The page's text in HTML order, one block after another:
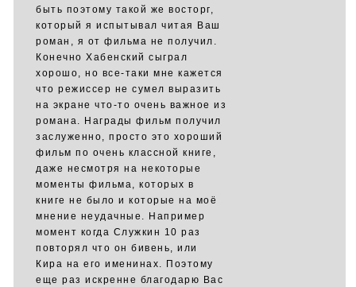
быть поэтому такой же восторг,
который я испытывал читая Ваш
роман, я от фильма не получил.
Конечно Хабенский сыграл
хорошо, но все-таки мне кажется
что режиссер не сумел выразить
на экране что-то очень важное из
романа. Награды фильм получил
заслуженно, просто это хороший
фильм по очень классной книге,
даже несмотря на некоторые
моменты фильма, которых в
книге не было и которые на моё
мнение неудачные. Например
момент когда Служкин 10 раз
повторял что он бивень, или
Кира на его именинах. Поэтому
еще раз искренне благодарю Вас